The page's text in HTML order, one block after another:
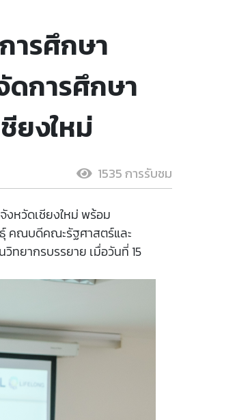
ารศึกษา
ดการศึกษา
ยงใหม่
1535 การรับชม
งหวัดเชียงใหม่ พร้อม
ธุ์ คณบดีคณะรัฐศาสตร์และ
ทยากรบรรยาย เมื่อวันที่ 15